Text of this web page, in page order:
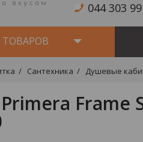
044 303
ТОВАРОВ
Сантехника Душевые
Frame